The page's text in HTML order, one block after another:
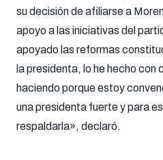
su decisión de afiliarse a
apoyo a las iniciativas del
apoyado las reformas
la presidenta, lo he hecho con
haciendo porque estoy
una presidenta fuerte y para
respaldarla», declaró.